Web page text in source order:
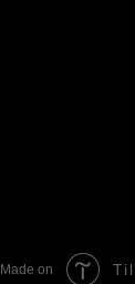
Made on